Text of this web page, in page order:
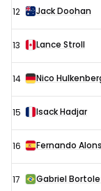
12 Jack Doohan
13 Lance Stroll
14 Nico
15 Isack Hadjar
16 Fernando
17 Gabriel